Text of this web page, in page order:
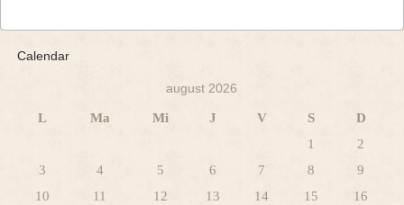
Calendar
august 2026
L Ma Mi J V S
D
1
2
3
4 5 6 7 8
9
10
11 12 13 14 15
16